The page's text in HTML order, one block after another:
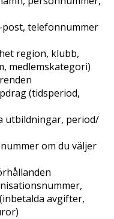
telefonnummer
region, klubb,
medlemskategori)
(tidsperiod,
utbildningar, period/
om du väljer
avgifter,